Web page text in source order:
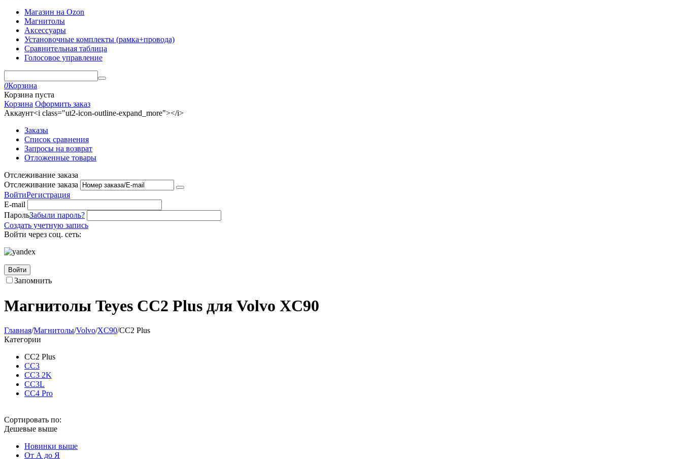
Магазин на Ozon
Магнитолы
Аксессуары
Установочные комплекты (рамка+провода)
Сравнительная таблица
Голосовое управление
0Корзина
Корзина пуста
Корзина Оформить заказ
Аккаунт<i class="ut2-icon-outline-expand_more"></i>
Заказы
Список сравнения
Запросы на возврат
Отложенные товары
Отслеживание заказа
Отслеживание заказа
ВойтиРегистрация
E-mail
ПарольЗабыли пароль?
Создать учетную запись
Войти через соц. сеть:
Войти
Запомнить
Магнитолы Teyes CC2 Plus для Volvo XC90
Главная/Магнитолы/Volvo/XC90/CC2 Plus
Категории
CC2 Plus
CC3
CC3 2K
CC3L
CC4 Pro
Сортировать по:
Дешевые выше
Новинки выше
От А до Я